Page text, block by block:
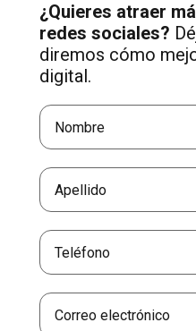
¿Quieres atraer
redes sociales?
diremos cómo
digital.